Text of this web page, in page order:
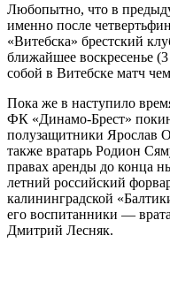
Любопытно, что в
именно после
«Витебска» брестский
ближайшее воскресенье
собой в Витебске матч
Пока же в наступило
ФК «Динамо-Брест»
полузащитники Ярослав
также вратарь Родион
правах аренды до конца
летний российский
калининградской
его воспитанники —
Дмитрий Лесняк.